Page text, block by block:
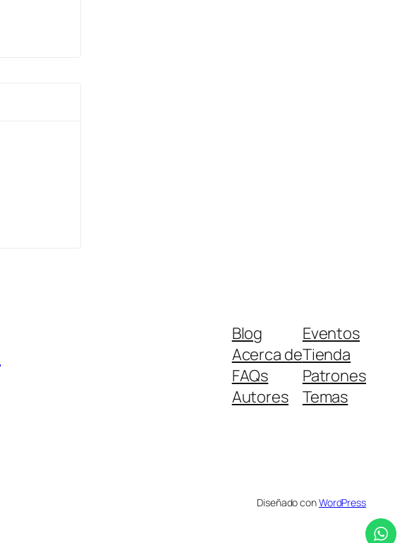
Blog
Acerca de
FAQs
Autores
Eventos
Tienda
Patrones
Temas
Diseñado conWordPress